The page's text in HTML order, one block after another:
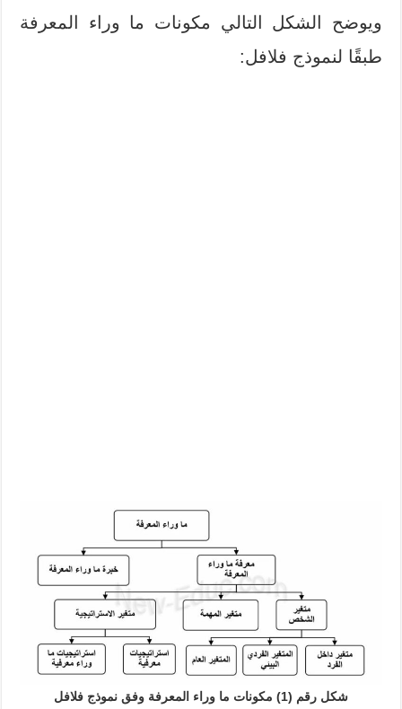
ويوضح الشكل التالي مكونات ما وراء المعرفة
طبقًا لنموذج فلافل:
شكل رقم (1) مكونات ما وراء المعرفة وفق نموذج فلافل